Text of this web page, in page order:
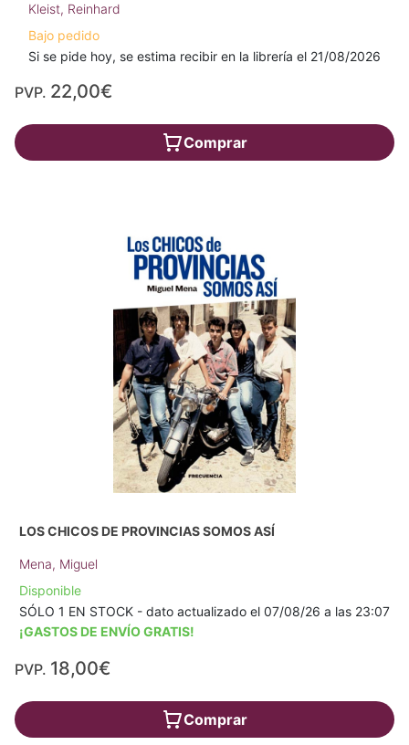
Kleist, Reinhard
Bajo pedido
Si se pide hoy, se estima recibir en la librería el 21/08/2026
PVP. 22,00€
Comprar
LOS CHICOS DE PROVINCIAS SOMOS ASÍ
Mena, Miguel
Disponible
SÓLO 1 EN STOCK - dato actualizado el 07/08/26 a las 23:07
¡GASTOS DE ENVÍO GRATIS!
PVP. 18,00€
Comprar